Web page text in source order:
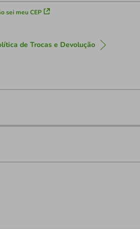
sei meu CEP
de Trocas e Devolução